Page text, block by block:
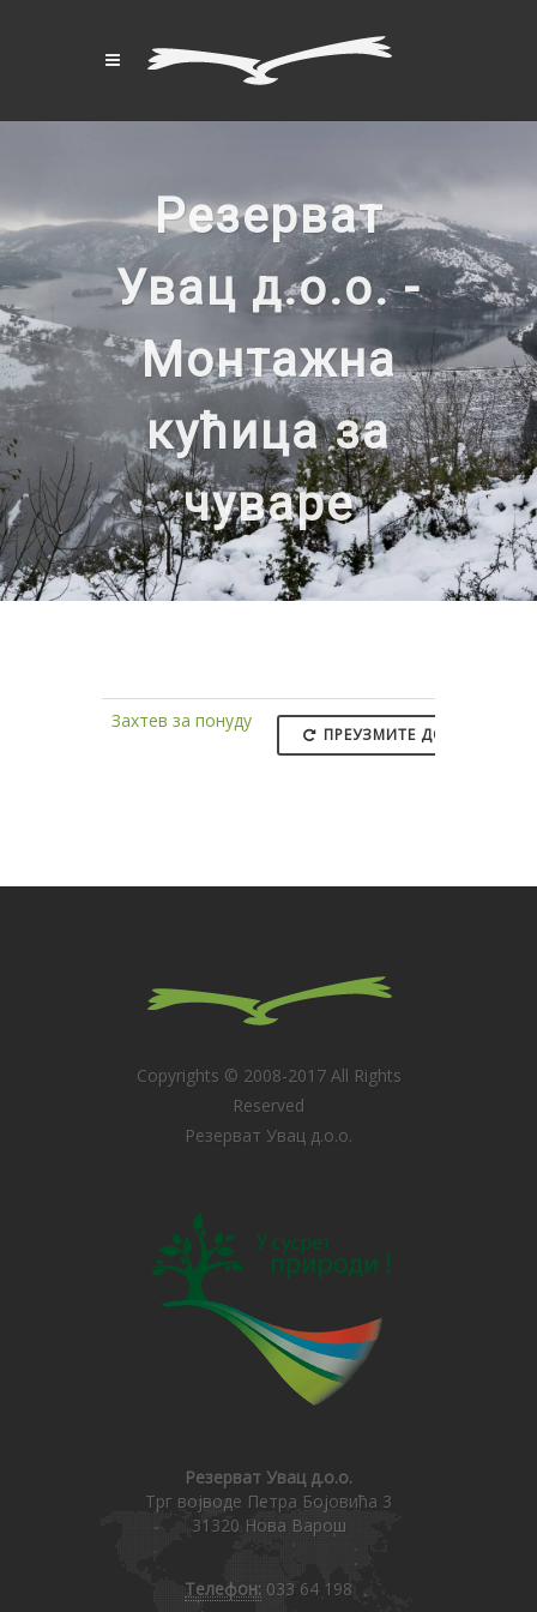
Резерват
Увац д.о.о. -
Монтажна
кућица за
чуваре
Захтев за понуду
ПРЕУЗМИТЕ ДОКУМЕНТ
Copyrights © 2008-2017 All Rights
Reserved
Резерват Увац д.о.о.
Резерват Увац д.о.о.
Трг војводе Петра Бојовића 3
31320 Нова Варош
Телефон: 033 64 198